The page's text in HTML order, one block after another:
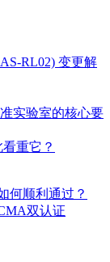
RL02) 变更解
实验室的核心要
重它？
何顺利通过？
双认证